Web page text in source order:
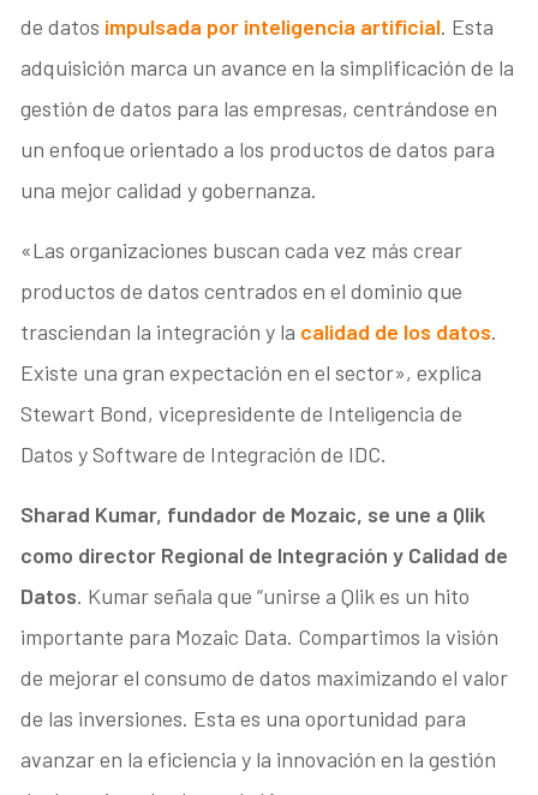
de datos impulsada por inteligencia artificial. Esta
adquisición marca un avance en la simplificación de la
gestión de datos para las empresas, centrándose en
un enfoque orientado a los productos de datos para
una mejor calidad y gobernanza.
«Las organizaciones buscan cada vez más crear
productos de datos centrados en el dominio que
trasciendan la integración y la calidad de los datos.
Existe una gran expectación en el sector», explica
Stewart Bond, vicepresidente de Inteligencia de
Datos y Software de Integración de IDC.
Sharad Kumar, fundador de Mozaic, se une a Qlik
como director Regional de Integración y Calidad de
Datos. Kumar señala que “unirse a Qlik es un hito
importante para Mozaic Data. Compartimos la visión
de mejorar el consumo de datos maximizando el valor
de las inversiones. Esta es una oportunidad para
avanzar en la eficiencia y la innovación en la gestión